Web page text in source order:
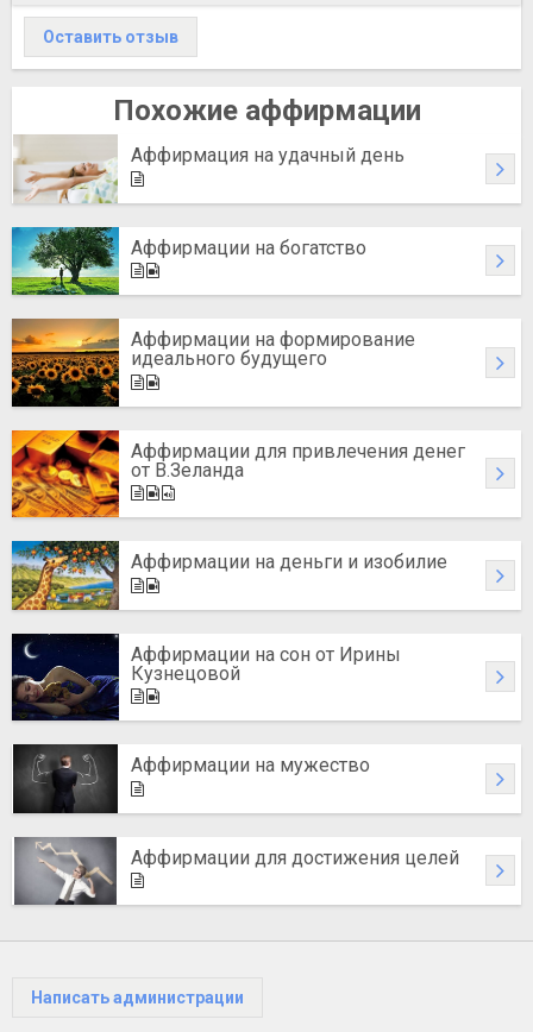
Оставить отзыв
Похожие аффирмации
Аффирмация на удачный день
Аффирмации на богатство
Аффирмации на формирование
идеального будущего
Аффирмации для привлечения денег
от В.Зеланда
Аффирмации на деньги и изобилие
Аффирмации на сон от Ирины
Кузнецовой
Аффирмации на мужество
Аффирмации для достижения целей
Написать администрации